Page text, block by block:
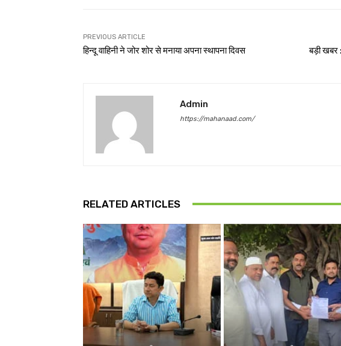
PREVIOUS ARTICLE
हिन्दू वाहिनी ने जोर शोर से मनाया अपना स्थापना दिवस बड़ी खबर
Admin
https://mahanaad.com/
RELATED ARTICLES